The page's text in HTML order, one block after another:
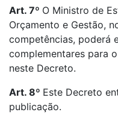
Art. 7º O Ministro de
Orçamento e Gestão,
competências, poderá
complementares para
neste Decreto.
Art. 8º Este Decreto
publicação.